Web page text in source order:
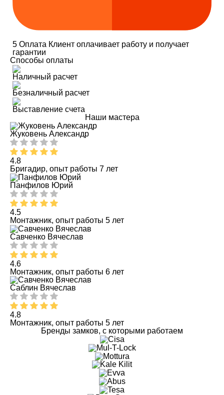
5 Оплата Клиент оплачивает работу и получает
гарантии
Способы оплаты
Наличный расчет
Безналичный расчет
Выставление счета
Наши мастера
Жуковень Александр
4.8
Бригадир, опыт работы 7 лет
Панфилов Юрий
4.5
Монтажник, опыт работы 5 лет
Савченко Вячеслав
4.6
Монтажник, опыт работы 6 лет
Саблин Вячеслав
4.8
Монтажник, опыт работы 5 лет
Бренды замков, с которыми работаем